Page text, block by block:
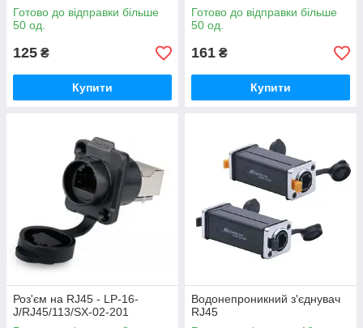
Готово до відправки більше
50 од.
125 ₴
Купити
Готово до відправки більше
50 од.
161 ₴
Купити
Роз'єм на RJ45 - LP-16-
J/RJ45/113/SX-02-201
Водонепроникний з'єднувач
RJ45